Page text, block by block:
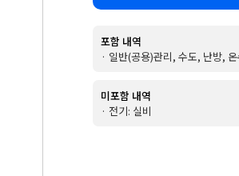
포함 내역
· 일반(공용)관리, 수도, 난방,
미포함 내역
· 전기: 실비